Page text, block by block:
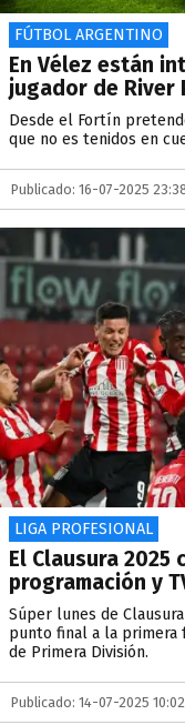
FÚTBOL ARGENTINO
En Vélez están
jugador de River
Desde el Fortín
que no es tenidos en
Publicado: 16-07-2025
LIGA PROFESIONAL
El Clausura 2025
programación y
Súper lunes de
punto final a la primera
de Primera División.
Publicado: 14-07-2025 10:02